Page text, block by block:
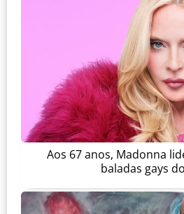
Aos 67 anos, Madonna
baladas gays